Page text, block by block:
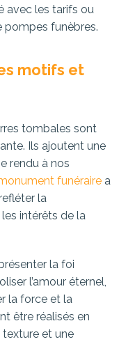
avec les tarifs ou
pompes funèbres.
motifs et
tombales sont
Ils ajoutent une
rendu à nos
funéraire a
la
intérêts de la
la foi
l’amour éternel,
la force et la
être réalisés en
texture et une